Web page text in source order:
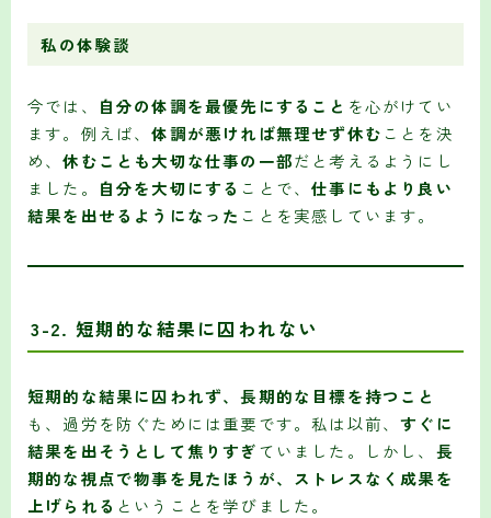
私の体験談
今では、 自分の体調を最優先にすること を心がけてい
ます。例えば、体調が悪ければ無理せず休む ことを決
め、休むことも大切な仕事の一部だと考えるようにし
ました。
自分を大切にする ことで、仕事にもより良い
結果を出せるようになった ことを実感しています。
3-2. 短期的な結果に囚われない
短期的な結果に囚われず、長期的な目標を持つこと
も、過労を防ぐためには重要です。私は以前、すぐに
結果を出そうとして焦りすぎていました。しかし、 長
期的な視点で物事を見たほうが、ストレスなく成果を
上げられる ということを学びました。